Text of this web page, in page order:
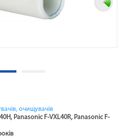
очищувачів
Panasonic F-VXL40R, Panasonic F-